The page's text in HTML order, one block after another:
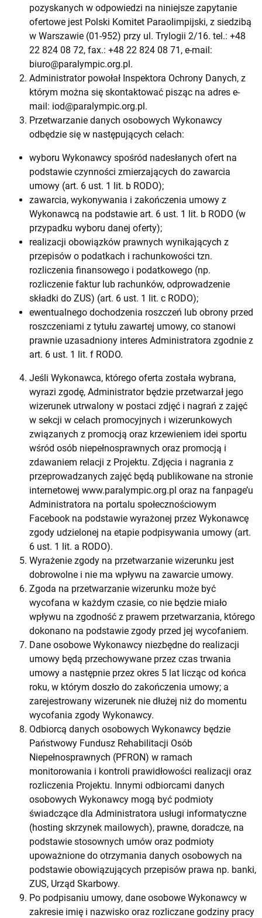
pozyskanych w odpowiedzi na niniejsze zapytanie
ofertowe jest Polski Komitet Paraolimpijski, z siedzibą
w Warszawie (01-952) przy ul. Trylogii 2/16. tel.: +48
22 824 08 72, fax.: +48 22 824 08 71, e-mail:
biuro@paralympic.org.pl.
Administrator powołał Inspektora Ochrony Danych, z
którym można się skontaktować pisząc na adres e-
mail: iod@paralympic.org.pl.
Przetwarzanie danych osobowych Wykonawcy
odbędzie się w następujących celach:
wyboru Wykonawcy spośród nadesłanych ofert na
podstawie czynności zmierzających do zawarcia
umowy (art. 6 ust. 1 lit. b RODO);
zawarcia, wykonywania i zakończenia umowy z
Wykonawcą na podstawie art. 6 ust. 1 lit. b RODO (w
przypadku wyboru danej oferty);
realizacji obowiązków prawnych wynikających z
przepisów o podatkach i rachunkowości tzn.
rozliczenia finansowego i podatkowego (np.
rozliczenie faktur lub rachunków, odprowadzenie
składki do ZUS) (art. 6 ust. 1 lit. c RODO);
ewentualnego dochodzenia roszczeń lub obrony przed
roszczeniami z tytułu zawartej umowy, co stanowi
prawnie uzasadniony interes Administratora zgodnie z
art. 6 ust. 1 lit. f RODO.
Jeśli Wykonawca, którego oferta została wybrana,
wyrazi zgodę, Administrator będzie przetwarzał jego
wizerunek utrwalony w postaci zdjęć i nagrań z zajęć
w sekcji w celach promocyjnych i wizerunkowych
związanych z promocją oraz krzewieniem idei sportu
wśród osób niepełnosprawnych oraz promocją i
zdawaniem relacji z Projektu. Zdjęcia i nagrania z
przeprowadzanych zajęć będą publikowane na stronie
internetowej www.paralympic.org.pl oraz na fanpage’u
Administratora na portalu społecznościowym
Facebook na podstawie wyrażonej przez Wykonawcę
zgody udzielonej na etapie podpisywania umowy (art.
6 ust. 1 lit. a RODO).
Wyrażenie zgody na przetwarzanie wizerunku jest
dobrowolne i nie ma wpływu na zawarcie umowy.
Zgoda na przetwarzanie wizerunku może być
wycofana w każdym czasie, co nie będzie miało
wpływu na zgodność z prawem przetwarzania, którego
dokonano na podstawie zgody przed jej wycofaniem.
Dane osobowe Wykonawcy niezbędne do realizacji
umowy będą przechowywane przez czas trwania
umowy a następnie przez okres 5 lat licząc od końca
roku, w którym doszło do zakończenia umowy; a
zarejestrowany wizerunek nie dłużej niż do momentu
wycofania zgody Wykonawcy.
Odbiorcą danych osobowych Wykonawcy będzie
Państwowy Fundusz Rehabilitacji Osób
Niepełnosprawnych (PFRON) w ramach
monitorowania i kontroli prawidłowości realizacji oraz
rozliczenia Projektu. Innymi odbiorcami danych
osobowych Wykonawcy mogą być podmioty
świadczące dla Administratora usługi informatyczne
(hosting skrzynek mailowych), prawne, doradcze, na
podstawie stosownych umów oraz podmioty
upoważnione do otrzymania danych osobowych na
podstawie obowiązujących przepisów prawa np. banki,
ZUS, Urząd Skarbowy.
Po podpisaniu umowy, dane osobowe Wykonawcy w
zakresie imię i nazwisko oraz rozliczane godziny pracy